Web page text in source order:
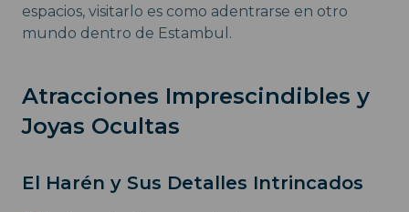
espacios, visitarlo es como adentrarse en otro
mundo dentro de Estambul.
Atracciones Imprescindibles y
Joyas Ocultas
El Harén y Sus Detalles Intrincados